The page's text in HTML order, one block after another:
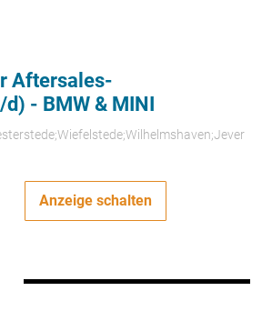
Aftersales-
- BMW & MINI
Anzeige schalten